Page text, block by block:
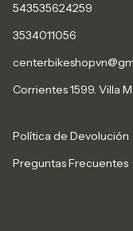
543535624259
3534011056
Corrientes 1599. Villa
Política de Devolución
Preguntas Frecuentes